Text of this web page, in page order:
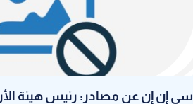
سي إن إن عن مصادر: رئيس هيئة